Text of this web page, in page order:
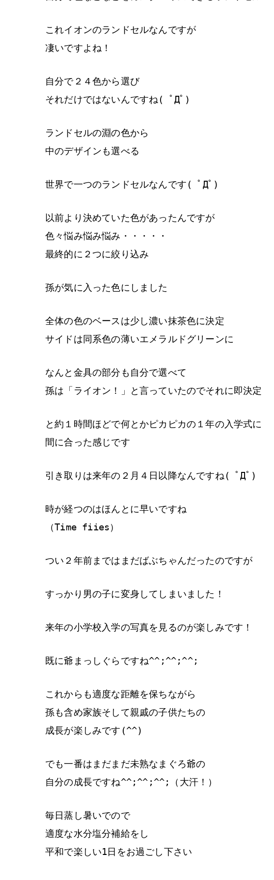
これイオンのランドセルなんですが
凄いですよね！
自分で２４色から選び
それだけではないんですね( ﾟДﾟ)
ランドセルの淵の色から
中のデザインも選べる
世界で一つのランドセルなんです( ﾟДﾟ)
以前より決めていた色があったんですが
色々悩み悩み悩み・・・・・
最終的に２つに絞り込み
孫が気に入った色にしました
全体の色のベースは少し濃い抹茶色に決定
サイドは同系色の薄いエメラルドグリーンに
なんと金具の部分も自分で選べて
孫は「ライオン！」と言っていたのでそれに即決定
と約１時間ほどで何とかピカピカの１年の入学式に
間に合った感じです
引き取りは来年の２月４日以降なんですね( ﾟДﾟ)
時が経つのはほんとに早いですね
（Time fiies）
つい２年前まではまだばぶちゃんだったのですが
すっかり男の子に変身してしまいました！
来年の小学校入学の写真を見るのが楽しみです！
既に爺まっしぐらですね^^;^^;^^;
これからも適度な距離を保ちながら
孫も含め家族そして親戚の子供たちの
成長が楽しみです(^^)
でも一番はまだまだ未熟なまぐろ爺の
自分の成長ですね^^;^^;^^;（大汗！）
毎日蒸し暑いでので
適度な水分塩分補給をし
平和で楽しい1日をお過ごし下さい